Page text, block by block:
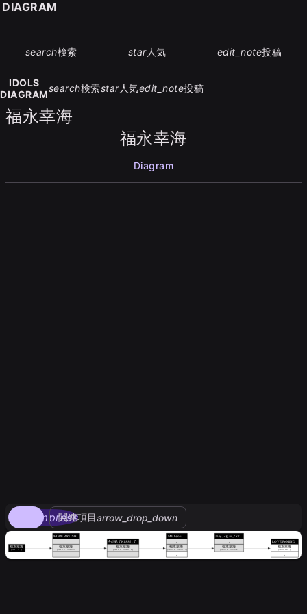
search検索 star人気 edit_note投稿
IDOLS
DIAGRAM
search検索star人気edit_note投稿
福永幸海
福永幸海
Diagram
compress
関連項目arrow_drop_down